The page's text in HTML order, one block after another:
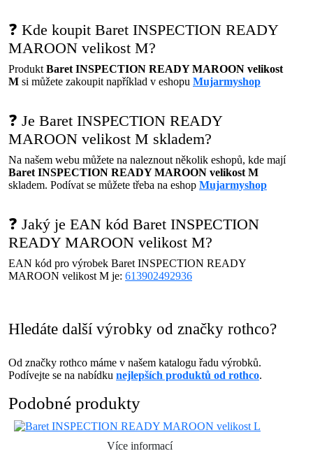
❓ Kde koupit Baret INSPECTION READY
MAROON velikost M?
Produkt Baret INSPECTION READY MAROON velikost
M si můžete zakoupit například v eshopu Mujarmyshop
❓ Je Baret INSPECTION READY
MAROON velikost M skladem?
Na našem webu můžete na naleznout několik eshopů, kde mají
Baret INSPECTION READY MAROON velikost M
skladem. Podívat se můžete třeba na eshop Mujarmyshop
❓ Jaký je EAN kód Baret INSPECTION
READY MAROON velikost M?
EAN kód pro výrobek Baret INSPECTION READY
MAROON velikost M je: 613902492936
Hledáte další výrobky od značky rothco?
Od značky rothco máme v našem katalogu řadu výrobků.
Podívejte se na nabídku nejlepších produktů od rothco.
Podobné produkty
Více informací